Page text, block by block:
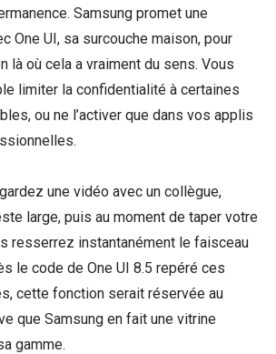
Samsung promet une
One UI, sa surcouche maison, pour
là où cela a vraiment du sens. Vous
limiter la confidentialité à certaines
ou ne l’activer que dans vos applis
une vidéo avec un collègue,
large, puis au moment de taper votre
resserrez instantanément le faisceau
le code de One UI 8.5 repéré ces
cette fonction serait réservée au
que Samsung en fait une vitrine
gamme.